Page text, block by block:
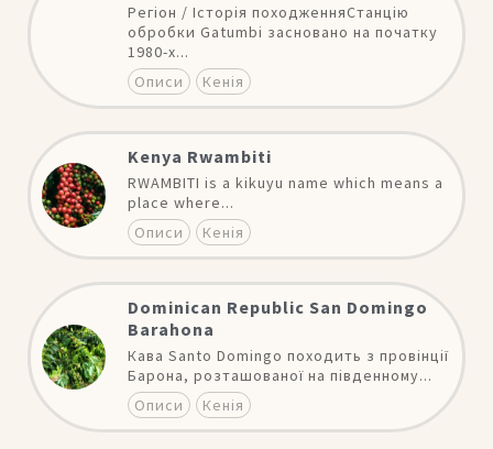
Регіон / Історія походженняСтанцію
обробки Gatumbi засновано на початку
1980-х...
Описи
Кенія
Kenya Rwambiti
RWAMBITI is a kikuyu name which means a
place where...
Описи
Кенія
Dominican Republic San Domingo
Barahona
Кава Santo Domingo походить з провінції
Барона, розташованої на південному...
Описи
Кенія